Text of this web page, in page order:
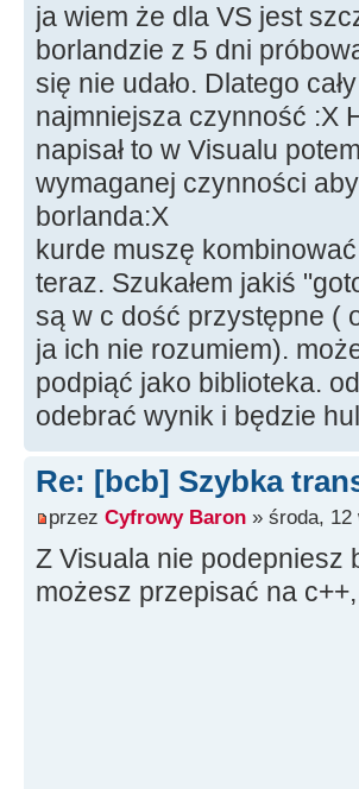
ja wiem że dla VS jest
borlandzie z 5 dni
się nie udało. Dlatego
najmniejsza czynność :X
napisał to w Visualu
wymaganej czynności aby
borlanda:X
kurde muszę
teraz. Szukałem jakiś
są w c dość przystępne (
ja ich nie rozumiem).
podpiąć jako biblioteka.
odebrać wynik i będzie
Re: [bcb] Szybka
przez Cyfrowy Baron » środa, 12
Z Visuala nie podepniesz
możesz przepisać na